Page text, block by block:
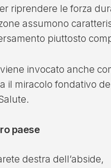
riprendere le forza
assumono
piuttosto
invocato anche
il miracolo fondativo
paese
destra dell’abside,